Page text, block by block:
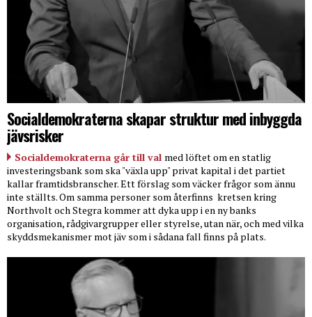
Socialdemokraterna skapar struktur med inbyggda
jävsrisker
Socialdemokraterna går till val med löftet om en statlig
investeringsbank som ska "växla upp" privat kapital i det partiet
kallar framtidsbranscher. Ett förslag som väcker frågor som ännu
inte ställts. Om samma personer som återfinns kretsen kring
Northvolt och Stegra kommer att dyka upp i en ny banks
organisation, rådgivargrupper eller styrelse, utan när, och med vilka
skyddsmekanismer mot jäv som i sådana fall finns på plats.